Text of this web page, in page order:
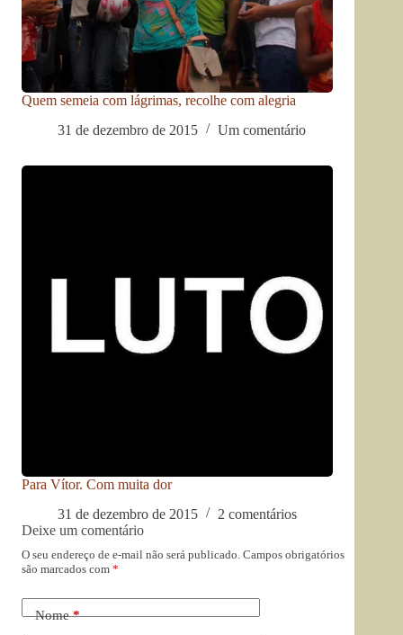
Quem semeia com lágrimas, recolhe com alegria
31 de dezembro de 2015
Um comentário
Para Vítor. Com muita dor
31 de dezembro de 2015
2 comentários
Deixe um comentário
O seu endereço de e-mail não será publicado. Campos obrigatórios
são marcados com *
Nome*